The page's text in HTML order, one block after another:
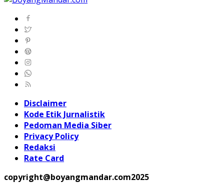
Disclaimer
Kode Etik Jurnalistik
Pedoman Media Siber
Privacy Policy
Redaksi
Rate Card
copyright@boyangmandar.com2025